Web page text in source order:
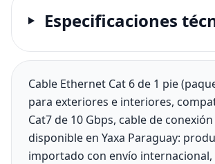
Especificaciones
Cable Ethernet Cat 6 de 1 pie
para exteriores e interiores,
Cat7 de 10 Gbps, cable de
disponible en Yaxa Paraguay:
importado con envío internacional,